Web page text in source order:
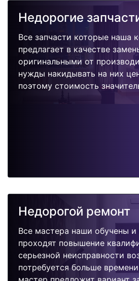
Недорогие
Все запчасти которые наша
предлагает в качестве
оригинальными от
нужды накидывать на них
поэтому стоимость
Недорогой ремонт
Все мастера наши обучены
проходят повышение
серьезной неисправности
потребуется больше